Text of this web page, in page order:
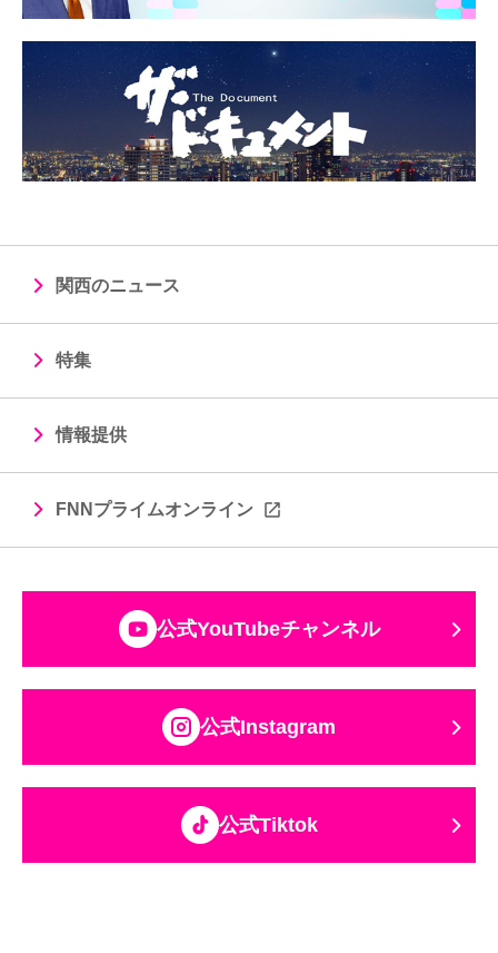
関西のニュース
特集
情報提供
FNNプライムオンライン
公式YouTubeチャンネル
公式Instagram
公式Tiktok